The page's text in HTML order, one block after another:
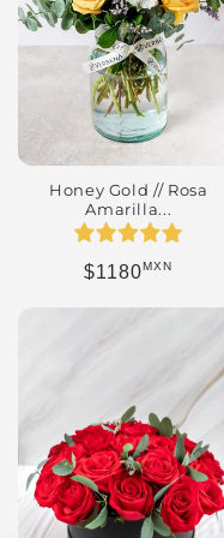
Honey Gold // Rosa
Amarilla...
Precio habitual
$1180MXN